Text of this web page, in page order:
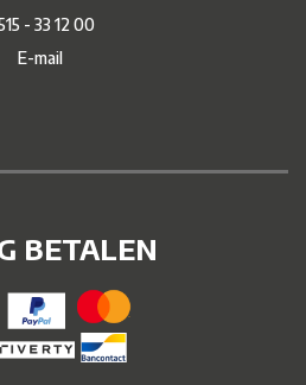
- 33 12 00
E-mail
BETALEN